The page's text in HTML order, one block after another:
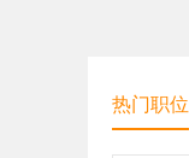
热门职位